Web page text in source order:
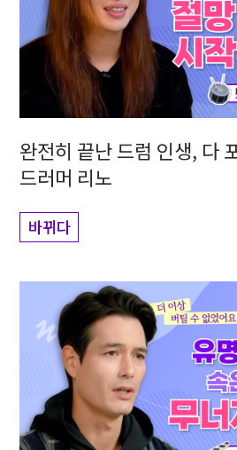
완전히 끝난 드럼 인생, 다
드러머 리노
바뀌다